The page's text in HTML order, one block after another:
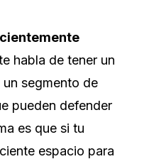
habla de tener un
segmento de
pueden defender
es que si tu
espacio para